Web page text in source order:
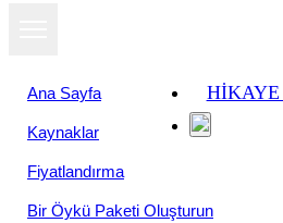
Ana Sayfa
Kaynaklar
Fiyatlandırma
Bir Öykü Paketi Oluşturun
HIKAYE